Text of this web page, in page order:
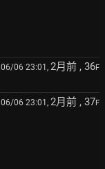
06/06 23:01, 2月前 , 36F
06/06 23:01, 2月前 , 37F